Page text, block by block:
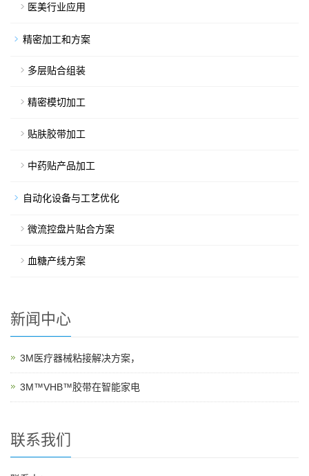
医美行业应用
精密加工和方案
多层贴合组装
精密模切加工
贴肤胶带加工
中药贴产品加工
自动化设备与工艺优化
微流控盘片贴合方案
血糖产线方案
新闻中心
3M医疗器械粘接解决方案，
3M™VHB™胶带在智能家电
联系我们